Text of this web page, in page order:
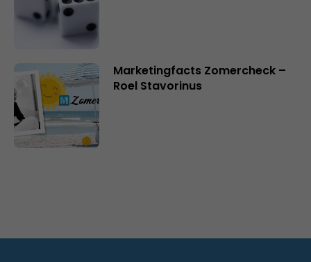
Marketingfacts Zomercheck –
Roel Stavorinus